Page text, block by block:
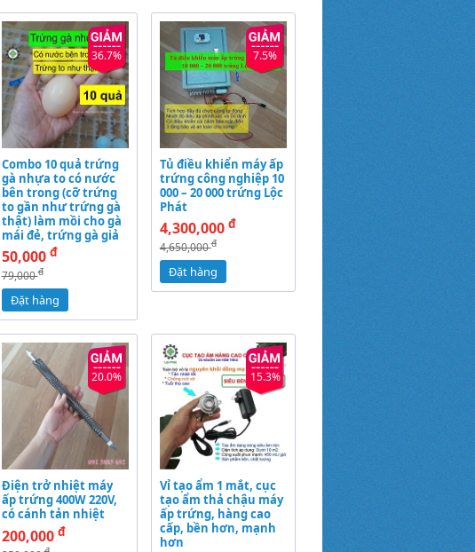
36.7%
Combo 10 quả trứng
gà nhựa to có nước
bên trong (cỡ trứng
to gần như trứng gà
thật) làm mồi cho gà
mái đẻ, trứng gà giả
50,000 đ
79,000đ
Đặt hàng
7.5%
Tủ điều khiển máy ấp
trứng công nghiệp 10
000 – 20 000 trứng Lộc
Phát
4,300,000 đ
4,650,000đ
Đặt hàng
20.0%
Điện trở nhiệt máy
ấp trứng 400W 220V,
có cánh tản nhiệt
200,000 đ
15.3%
Vỉ tạo ẩm 1 mắt, cục
tạo ẩm thả chậu máy
ấp trứng, hàng cao
cấp, bền hơn, mạnh
hơn